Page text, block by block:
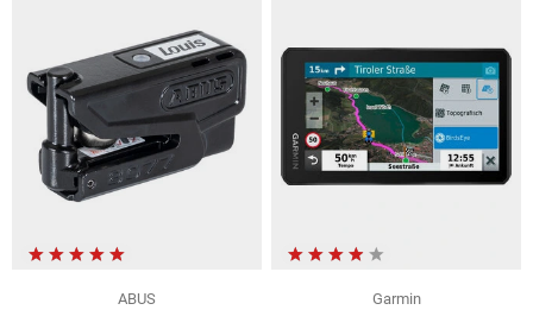
ABUS
Garmin